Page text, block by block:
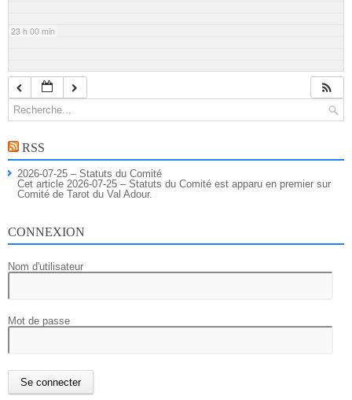
23 h 00 min
RSS
2026-07-25 – Statuts du Comité
Cet article 2026-07-25 – Statuts du Comité est apparu en premier sur
Comité de Tarot du Val Adour.
CONNEXION
Nom d'utilisateur
Mot de passe